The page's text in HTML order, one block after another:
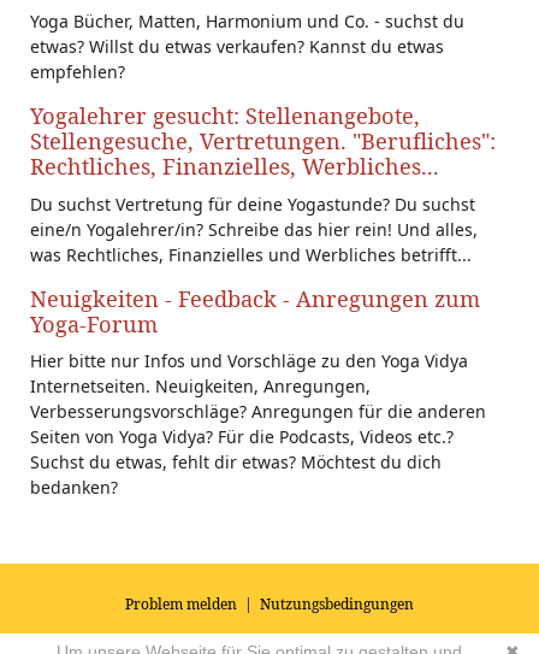
Yoga Bücher, Matten, Harmonium und Co. - suchst du
etwas? Willst du etwas verkaufen? Kannst du etwas
empfehlen?
Yogalehrer gesucht: Stellenangebote,
Stellengesuche, Vertretungen. "Berufliches":
Rechtliches, Finanzielles, Werbliches...
Du suchst Vertretung für deine Yogastunde? Du suchst
eine/n Yogalehrer/in? Schreibe das hier rein! Und alles,
was Rechtliches, Finanzielles und Werbliches betrifft...
Neuigkeiten - Feedback - Anregungen zum
Yoga-Forum
Hier bitte nur Infos und Vorschläge zu den Yoga Vidya
Internetseiten. Neuigkeiten, Anregungen,
Verbesserungsvorschläge? Anregungen für die anderen
Seiten von Yoga Vidya? Für die Podcasts, Videos etc.?
Suchst du etwas, fehlt dir etwas? Möchtest du dich
bedanken?
Problem melden | Nutzungsbedingungen
© 2026Impressum|Datenschutz|AGB's| Yoga Vidya Community -